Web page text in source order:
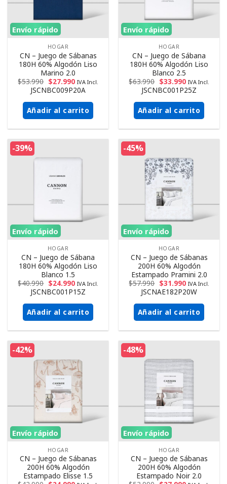
Envío rápido
HOGAR
CN – Juego de Sábanas
180H 60% Algodón Liso
Marino 2.0
$53.990 $27.990 IVA Incl.
JSCNBC009P20A
Añadir al carrito
Envío rápido
HOGAR
CN – Juego de Sábana
180H 60% Algodón Liso
Blanco 2.5
$63.990 $33.990 IVA Incl.
JSCNBC001P25Z
Añadir al carrito
-39%
Envío rápido
HOGAR
CN – Juego de Sábana
180H 60% Algodón Liso
Blanco 1.5
$40.990 $24.990 IVA Incl.
JSCNBC001P15Z
Añadir al carrito
-45%
Envío rápido
HOGAR
CN – Juego de Sábanas
200H 60% Algodón
Estampado Pramini 2.0
$57.990 $31.990 IVA Incl.
JSCNAE182P20W
Añadir al carrito
-42%
Envío rápido
HOGAR
CN – Juego de Sábanas
200H 60% Algodón
Estampado Elisse 1.5
-48%
Envío rápido
HOGAR
CN – Juego de Sábanas
200H 60% Algodón
Estampado Noir 2.0